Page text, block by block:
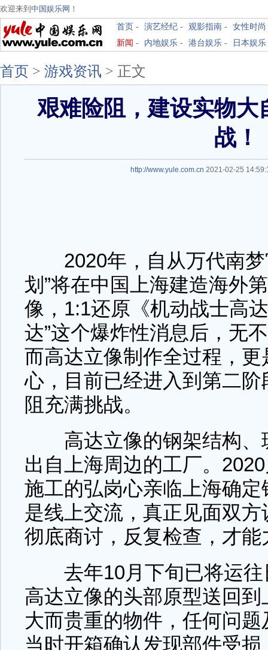
欢迎来到 中国娱乐网 ！
首页 - 演艺经纪 - 观影指南 - 女性时尚
新闻 - 内地娱乐 - 港台娱乐 - 日本娱乐
首页 > 游戏资讯 > 正文
艰难险阻，建设实物大
战！
http://www.yule.com.cn 2021-02-25
2020年，自从万代南梦
划”将在中国上海建造海外
像，1:1还原《机动战士高
达”这个爆炸性消息后，无
而高达立像制作全过程，
心，目前已经进入到第二
阻充满挑战。
高达立像的钢架结构、
出自上海周边的工厂。
施工的弘岗心亲临上海确
是线上交流，真正见面双
彻底商讨，反复检查，才
去年10月下旬已将运往
高达立像的头部原型送回
大而贵重的物件，任何问
当时开箱确认发现部件受